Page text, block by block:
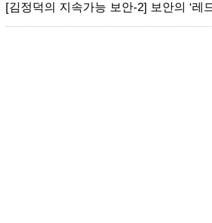
[김정덕의 지속가능 보안-2] 보안의 ‘레